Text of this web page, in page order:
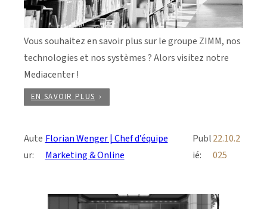
Vous souhaitez en savoir plus sur le groupe ZIMM, nos
technologies et nos systèmes ? Alors visitez notre
Mediacenter !
EN SAVOIR PLUS
Aute
ur:
Florian Wenger | Chef d’équipe
Marketing & Online
Publ
ié:
22.10.2
025